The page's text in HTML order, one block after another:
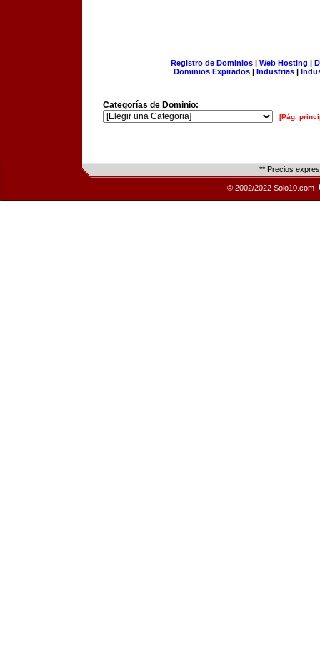
Registro de Dominios| Web Hosting |
Dominios Expirados | Industrias |
Categorías de Dominio:
[Pág.
** Precios
© 2002/2022 Solo10.com